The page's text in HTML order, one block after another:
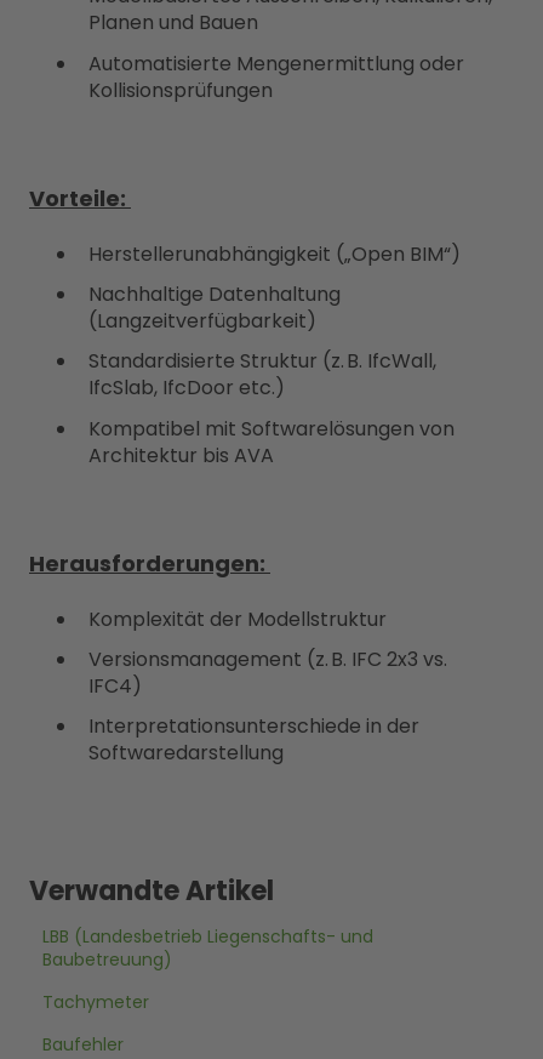
Planen und Bauen
Automatisierte Mengenermittlung oder
Kollisionsprüfungen
Vorteile:
Herstellerunabhängigkeit („Open BIM“)
Nachhaltige Datenhaltung
(Langzeitverfügbarkeit)
Standardisierte Struktur (z. B. IfcWall,
IfcSlab, IfcDoor etc.)
Kompatibel mit Softwarelösungen von
Architektur bis AVA
Herausforderungen:
Komplexität der Modellstruktur
Versionsmanagement (z. B. IFC 2x3 vs.
IFC4)
Interpretationsunterschiede in der
Softwaredarstellung
Verwandte Artikel
LBB (Landesbetrieb Liegenschafts- und
Baubetreuung)
Tachymeter
Baufehler